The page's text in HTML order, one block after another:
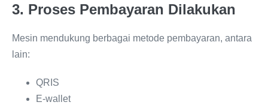
3. Proses Pembayaran Dilakukan
Mesin mendukung berbagai metode pembayaran, antara
lain:
QRIS
E-wallet